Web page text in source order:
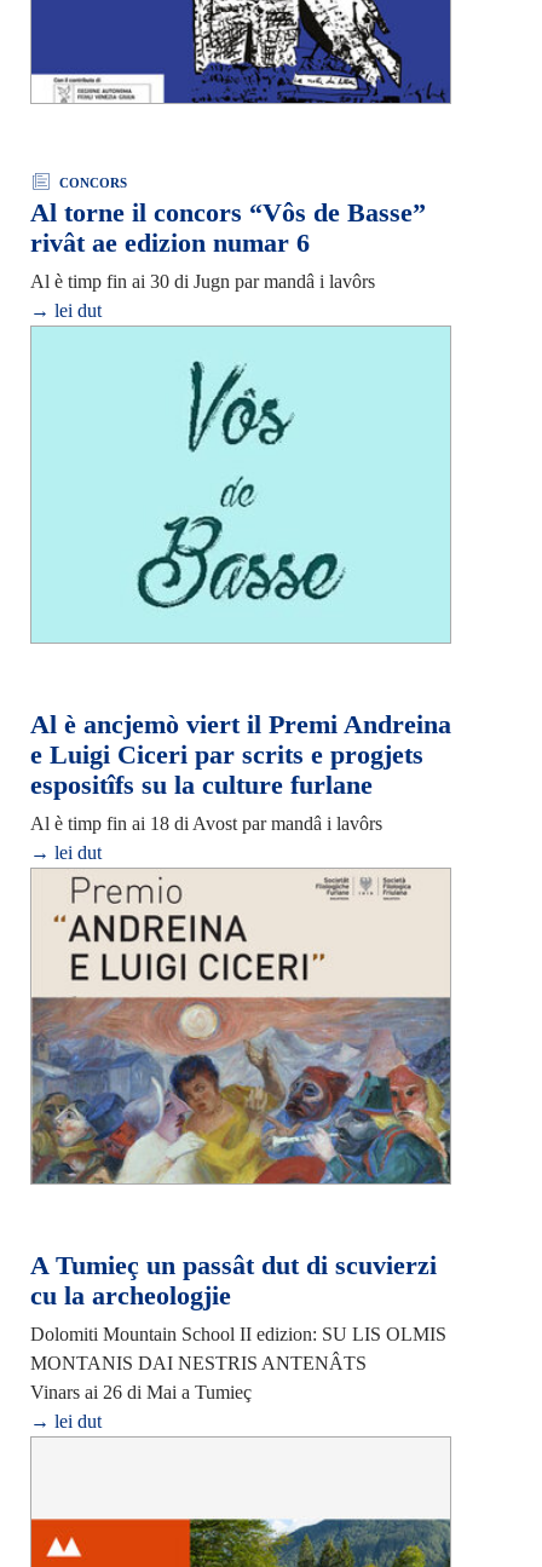
CONCORS
Al torne il concors “Vôs de Basse”
rivât ae edizion numar 6
Al è timp fin ai 30 di Jugn par mandâ i lavôrs
→ lei dut
Al è ancjemò viert il Premi Andreina
e Luigi Ciceri par scrits e progjets
espositîfs su la culture furlane
Al è timp fin ai 18 di Avost par mandâ i lavôrs
→ lei dut
A Tumieç un passât dut di scuvierzi
cu la archeologjie
Dolomiti Mountain School II edizion: SU LIS OLMIS
MONTANIS DAI NESTRIS ANTENÂTS
Vinars ai 26 di Mai a Tumieç
→ lei dut